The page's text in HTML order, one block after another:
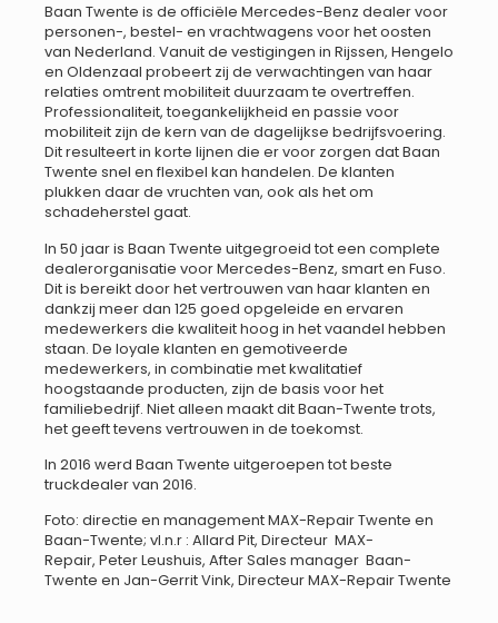
Baan Twente is de officiële Mercedes-Benz dealer voor
personen-, bestel- en vrachtwagens voor het oosten
van Nederland. Vanuit de vestigingen in Rijssen, Hengelo
en Oldenzaal probeert zij de verwachtingen van haar
relaties omtrent mobiliteit duurzaam te overtreffen.
Professionaliteit, toegankelijkheid en passie voor
mobiliteit zijn de kern van de dagelijkse bedrijfsvoering.
Dit resulteert in korte lijnen die er voor zorgen dat Baan
Twente snel en flexibel kan handelen. De klanten
plukken daar de vruchten van, ook als het om
schadeherstel gaat.
In 50 jaar is Baan Twente uitgegroeid tot een complete
dealerorganisatie voor Mercedes-Benz, smart en Fuso.
Dit is bereikt door het vertrouwen van haar klanten en
dankzij meer dan 125 goed opgeleide en ervaren
medewerkers die kwaliteit hoog in het vaandel hebben
staan. De loyale klanten en gemotiveerde
medewerkers, in combinatie met kwalitatief
hoogstaande producten, zijn de basis voor het
familiebedrijf. Niet alleen maakt dit Baan-Twente trots,
het geeft tevens vertrouwen in de toekomst.
In 2016 werd Baan Twente uitgeroepen tot beste
truckdealer van 2016.
Foto: directie en management MAX-Repair Twente en
Baan-Twente; vl.n.r : Allard Pit, Directeur MAX-
Repair, Peter Leushuis, After Sales manager Baan-
Twente en Jan-Gerrit Vink, Directeur MAX-Repair Twente